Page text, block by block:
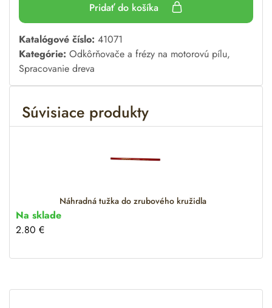
Pridať do košíka
A
l
t
e
n
a
Katalógové číslo: 41071
Kategórie: Odkôrňovače a frézy na motorovú pílu,
Spracovanie dreva
Súvisiace produkty
Náhradná tužka do zrubového kružidla
Na sklade
2.80 €